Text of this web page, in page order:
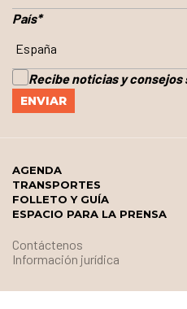
País*
Recibe noticias y consejos
AGENDA
TRANSPORTES
FOLLETO Y GUÍA
ESPACIO PARA LA PRENSA
Contáctenos
Información jurídica